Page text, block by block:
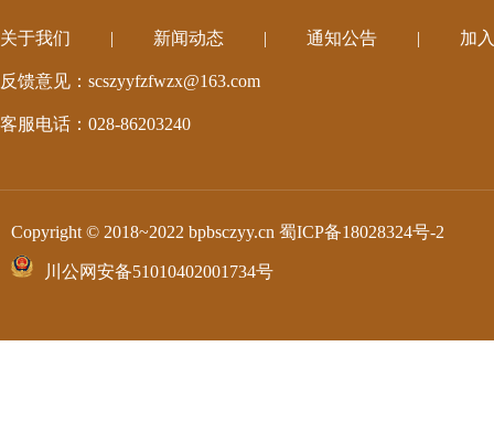
关于我们 | 新闻动态 | 通知公告 | 加
反馈意见：scszyyfzfwzx@163.com
客服电话：028-86203240
Copyright © 2018~2022 bpbsczyy.cn 蜀ICP备18028324号-2
川公网安备51010402001734号